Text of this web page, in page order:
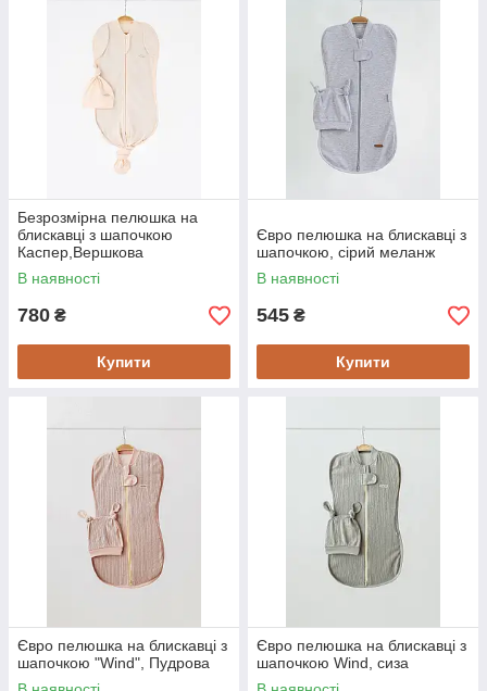
Безрозмірна пелюшка на
блискавці з шапочкою
Каспер,Вершкова
В наявності
780 ₴
Купити
Євро пелюшка на блискавці з
шапочкою, сірий меланж
В наявності
545 ₴
Купити
Євро пелюшка на блискавці з
шапочкою "Wind", Пудрова
Євро пелюшка на блискавці з
шапочкою Wind, сиза